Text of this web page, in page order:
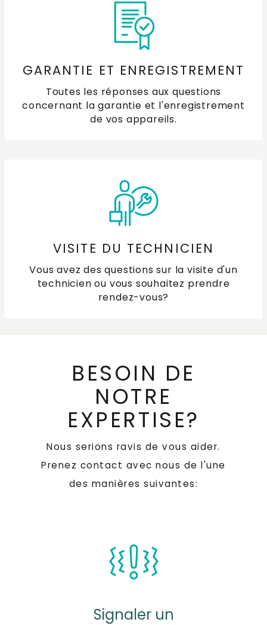
GARANTIE ET ENREGISTREMENT
Toutes les réponses aux questions
concernant la garantie et l'enregistrement
de vos appareils.
VISITE DU TECHNICIEN
Vous avez des questions sur la visite d'un
technicien ou vous souhaitez prendre
rendez-vous?
BESOIN DE
NOTRE
EXPERTISE?
Nous serions ravis de vous aider.
Prenez contact avec nous de l'une
des manières suivantes:
Signaler un